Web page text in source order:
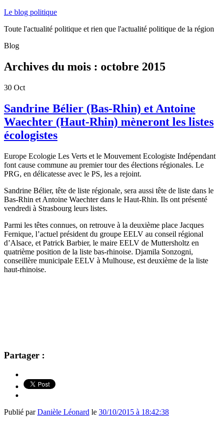
Le blog politique
Toute l'actualité politique et rien que l'actualité politique de la région
Blog
Archives du mois : octobre 2015
30 Oct
Sandrine Bélier (Bas-Rhin) et Antoine
Waechter (Haut-Rhin) mèneront les listes
écologistes
Europe Ecologie Les Verts et le Mouvement Ecologiste Indépendant
font cause commune au premier tour des élections régionales. Le
PRG, en délicatesse avec le PS, les a rejoint.
Sandrine Bélier, tête de liste régionale, sera aussi tête de liste dans le
Bas-Rhin et Antoine Waechter dans le Haut-Rhin. Ils ont présenté
vendredi à Strasbourg leurs listes.
Parmi les têtes connues, on retrouve à la deuxième place Jacques
Fernique, l’actuel président du groupe EELV au conseil régional
d’Alsace, et Patrick Barbier, le maire EELV de Muttersholtz en
quatrième position de la liste bas-rhinoise. Djamila Sonzogni,
conseillère municipale EELV à Mulhouse, est deuxième de la liste
haut-rhinoise.
Partager :
Publié parDanièle Léonard le 30/10/2015 à 18:42:38